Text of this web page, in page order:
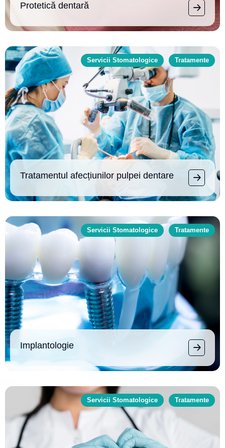
Protetică dentară
Servicii Stomatologice Tratamente
Tratamentul afecțiunilor pulpei dentare
Servicii Stomatologice Tratamente
Implantologie
Servicii Stomatologice Tratamente